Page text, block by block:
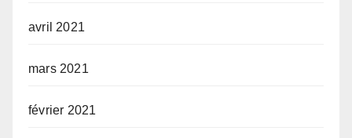
avril 2021
mars 2021
février 2021